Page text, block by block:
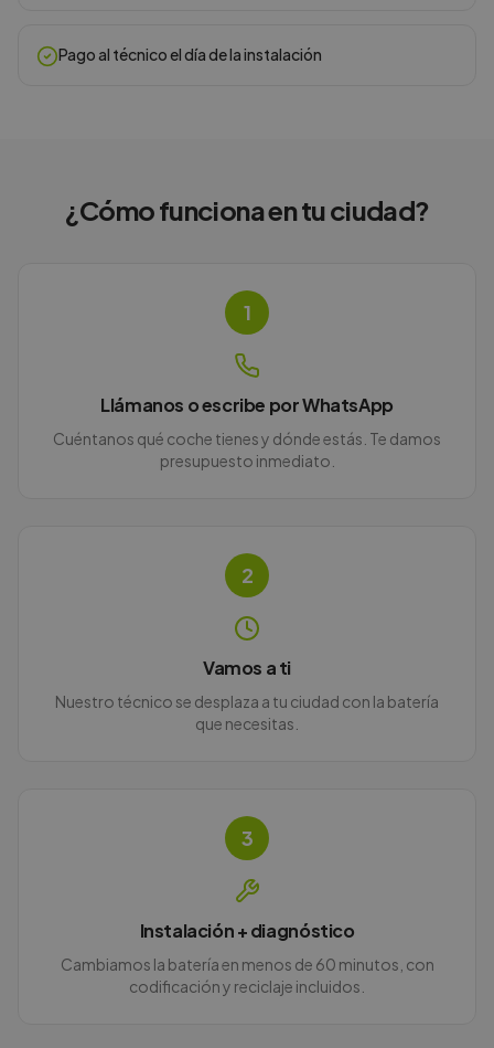
Pago al técnico el día de la instalación
¿Cómo funciona entu ciudad?
1
Llámanos o escribe por WhatsApp
Cuéntanos qué coche tienes y dónde estás. Te damos
presupuesto inmediato.
2
Vamos a ti
Nuestro técnico se desplaza a tu ciudad con la batería
que necesitas.
3
Instalación + diagnóstico
Cambiamos la batería en menos de 60 minutos, con
codificación y reciclaje incluidos.